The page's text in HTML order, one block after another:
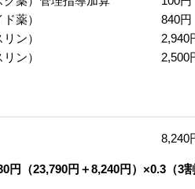
薬）
）
）
840
円（23,790円＋8,240円）×0.3（3割